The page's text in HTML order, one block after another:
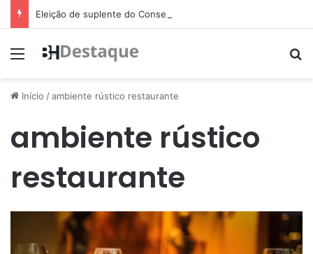
Menu
Início /ambiente rústico restaurante
ambiente rústico
restaurante